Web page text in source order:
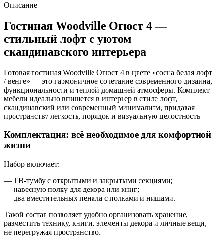
Описание
Гостиная Woodville Огюст 4 —
стильный лофт с уютом
скандинавского интерьера
Готовая гостиная Woodville Огюст 4 в цвете «сосна белая лофт
/ венге» — это гармоничное сочетание современного дизайна,
функциональности и теплой домашней атмосферы. Комплект
мебели идеально впишется в интерьер в стиле лофт,
скандинавский или современный минимализм, придавая
пространству легкость, порядок и визуальную целостность.
Комплектация: всё необходимое для комфортной
жизни
Набор включает:
— ТВ-тумбу с открытыми и закрытыми секциями;
— навесную полку для декора или книг;
— два вместительных пенала с полками и нишами.
Такой состав позволяет удобно организовать хранение,
разместить технику, книги, элементы декора и личные вещи,
не перегружая пространство.